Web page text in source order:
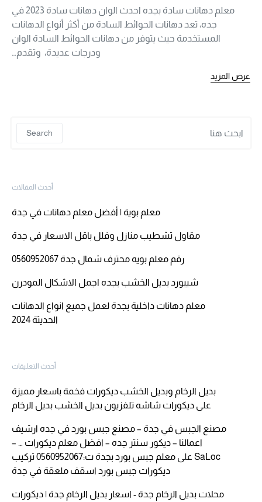
معلم دهانات سادة بجده احدث الوان دهانات سادة 2023 في
جده، تعد دهانات الحوائط السادة من أكثر أنواع الدهانات
المستخدمة حيث يتوفر من دهانات الحوائط السادة الوان
ودرجات عديدة، وتقدم…
عرض المزيد
Search
أحدث المقالات
معلم بوية | أفضل معلم دهانات في جدة
مقاول تشطيب منازل وفلل باقل الاسعار في جدة
رقم معلم بويه محترف شمال جدة 0560952067
شيبورد بديل الخشب بجده اجمل الاشكال المودرن
معلم دهانات داخلية بجدة لعمل جميع انواع الدهانات
الحديثة 2024
أحدث التعليقات
بديل الرخام وبديل الخشب ديكورات فخمة باسعار مميزة
على ديكورات شاشه تلفزيون بديل الخشب بديل الرخام
مصنع الجبس في جدة – مصنع جبس بورد في جده ارشيف
اعمالنا – ديكور سنتر جده – افضل معلم ديكورات … –
SaLoc على
معلم جبس بورد بجدة ت:0560952067 تركيب
ديكورات جبس بورد اسقف ملعقة في جدة
محلات بديل الرخام جدة - اسعار بديل الرخام جدة | ديكورات